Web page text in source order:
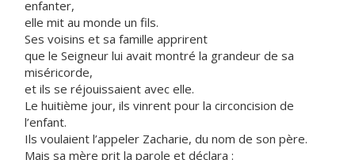
enfanter,
elle mit au monde un fils.
Ses voisins et sa famille apprirent
que le Seigneur lui avait montré la grandeur de sa
miséricorde,
et ils se réjouissaient avec elle.
Le huitième jour, ils vinrent pour la circoncision de
l’enfant.
Ils voulaient l’appeler Zacharie, du nom de son père.
Mais sa mère prit la parole et déclara :